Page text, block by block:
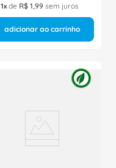
1 de R$ 1,99 sem juros
adicionar ao carrinho